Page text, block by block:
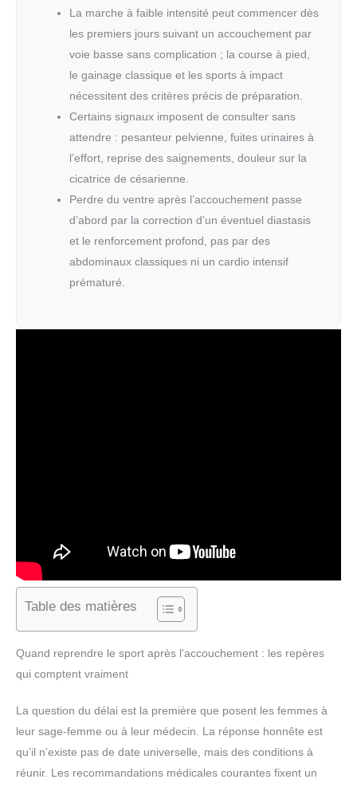
La marche à faible intensité peut commencer dès
les premiers jours suivant un accouchement par
voie basse sans complication ; la course à pied,
le gainage classique et les sports à impact
nécessitent des critères précis de préparation.
Certains signaux imposent de consulter sans
attendre : pesanteur pelvienne, fuites urinaires à
l’effort, reprise des saignements, douleur sur la
cicatrice de césarienne.
Perdre du ventre après l’accouchement passe
d’abord par la correction d’un éventuel diastasis
et le renforcement profond, pas par des
abdominaux classiques ni un cardio intensif
prématuré.
Table des matières
Quand reprendre le sport après l’accouchement : les repères
qui comptent vraiment
La question du délai est la première que posent les femmes à
leur sage-femme ou à leur médecin. La réponse honnête est
qu’il n’existe pas de date universelle, mais des conditions à
réunir. Les recommandations médicales courantes fixent un